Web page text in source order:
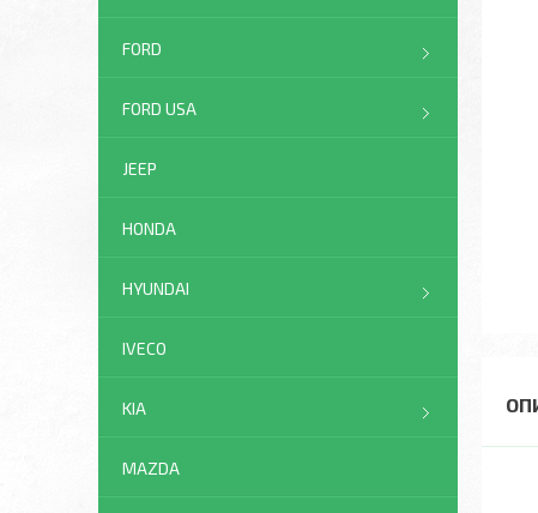
FORD
FORD USA
JEEP
HONDA
HYUNDAI
IVECO
KIA
MAZDA